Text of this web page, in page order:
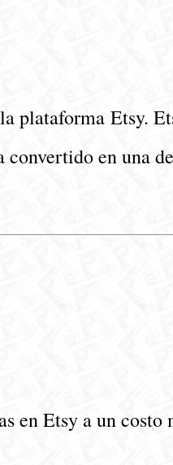
plataforma Etsy.
en una
en Etsy a un